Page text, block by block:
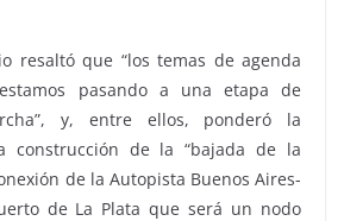
resaltó que “los temas de agenda
pasando a una etapa de
y, entre ellos, ponderó la
construcción de la “bajada de la
de la Autopista Buenos Aires-
de La Plata que será un nodo